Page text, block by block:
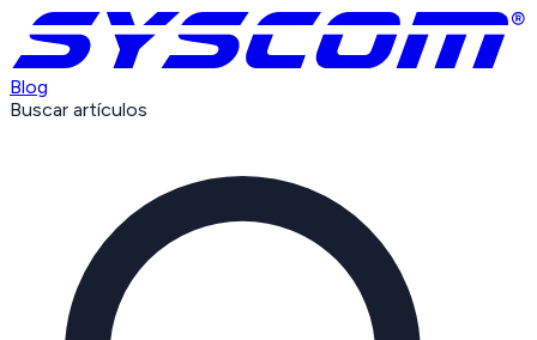
Blog
Buscar artículos